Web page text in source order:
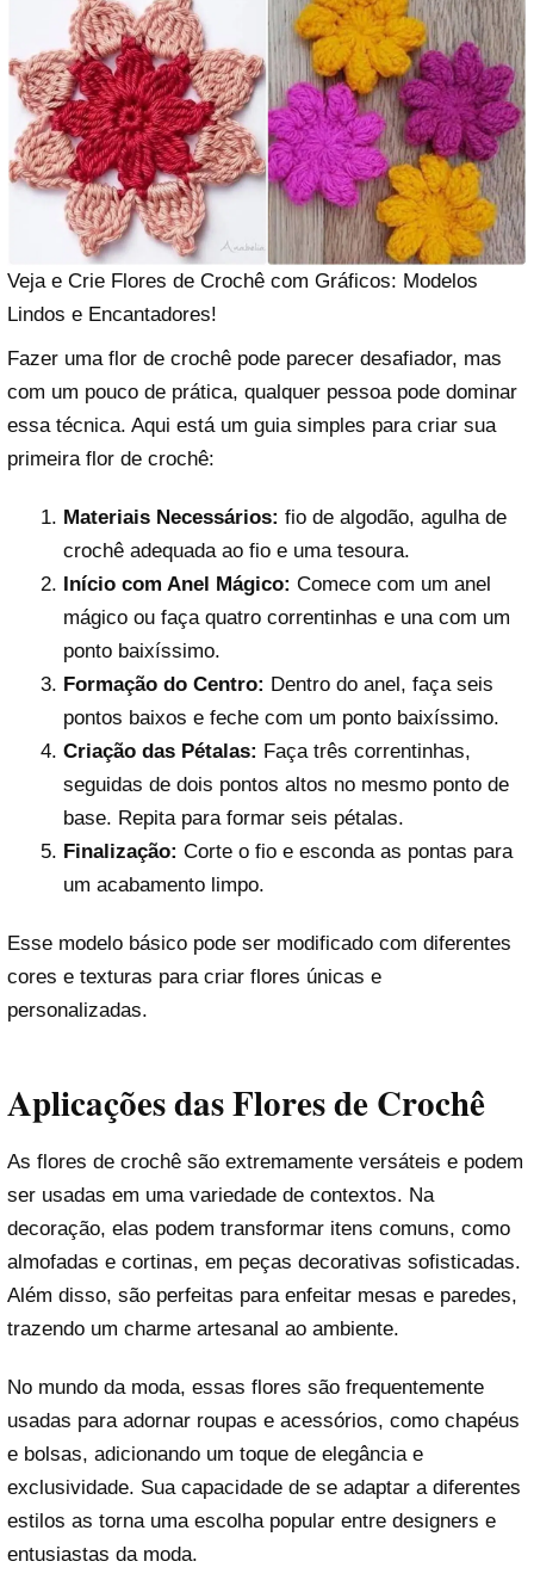
Veja e Crie Flores de Crochê com Gráficos: Modelos
Lindos e Encantadores!
Fazer uma flor de crochê pode parecer desafiador, mas
com um pouco de prática, qualquer pessoa pode dominar
essa técnica. Aqui está um guia simples para criar sua
primeira flor de crochê:
Materiais Necessários: fio de algodão, agulha de
crochê adequada ao fio e uma tesoura.
Início com Anel Mágico: Comece com um anel
mágico ou faça quatro correntinhas e una com um
ponto baixíssimo.
Formação do Centro: Dentro do anel, faça seis
pontos baixos e feche com um ponto baixíssimo.
Criação das Pétalas: Faça três correntinhas,
seguidas de dois pontos altos no mesmo ponto de
base. Repita para formar seis pétalas.
Finalização: Corte o fio e esconda as pontas para
um acabamento limpo.
Esse modelo básico pode ser modificado com diferentes
cores e texturas para criar flores únicas e
personalizadas.
Aplicações das Flores de Crochê
As flores de crochê são extremamente versáteis e podem
ser usadas em uma variedade de contextos. Na
decoração, elas podem transformar itens comuns, como
almofadas e cortinas, em peças decorativas sofisticadas.
Além disso, são perfeitas para enfeitar mesas e paredes,
trazendo um charme artesanal ao ambiente.
No mundo da moda, essas flores são frequentemente
usadas para adornar roupas e acessórios, como chapéus
e bolsas, adicionando um toque de elegância e
exclusividade. Sua capacidade de se adaptar a diferentes
estilos as torna uma escolha popular entre designers e
entusiastas da moda.